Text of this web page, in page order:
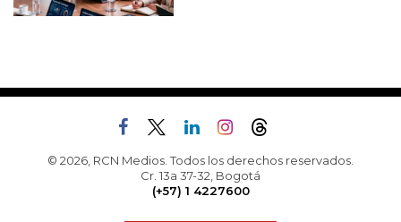
© 2026, RCN Medios. Todos los derechos reservados.
Cr. 13a 37-32, Bogotá
(+57) 1 4227600